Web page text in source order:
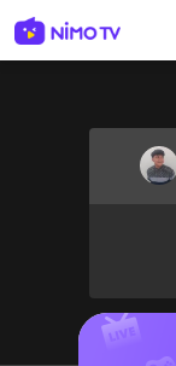
sentinelStart